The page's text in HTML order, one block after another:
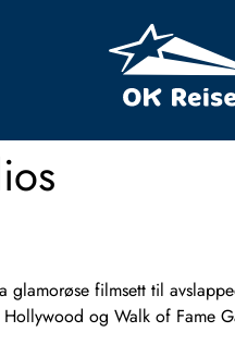
filmsett til
og Walk of